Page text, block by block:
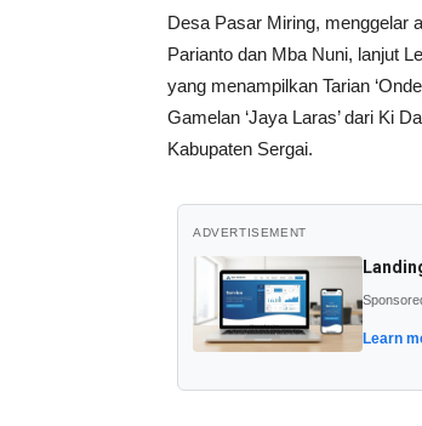
Desa Pasar Miring, menggelar
Parianto dan Mba Nuni, lanjut
yang menampilkan Tarian
Gamelan ‘Jaya Laras’ dari Ki
Kabupaten Sergai.
ADVERTISEMENT
Learn